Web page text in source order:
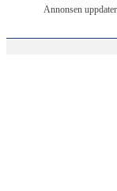
Annonsen